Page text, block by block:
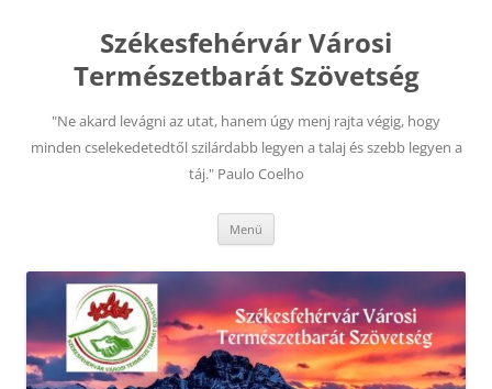
tartalombaSzékesfehérvár Városi
Természetbarát Szövetség
"Ne akard levágni az utat, hanem úgy menj rajta végig, hogy
minden cselekedetedtől szilárdabb legyen a talaj és szebb legyen a
táj." Paulo Coelho
Menü